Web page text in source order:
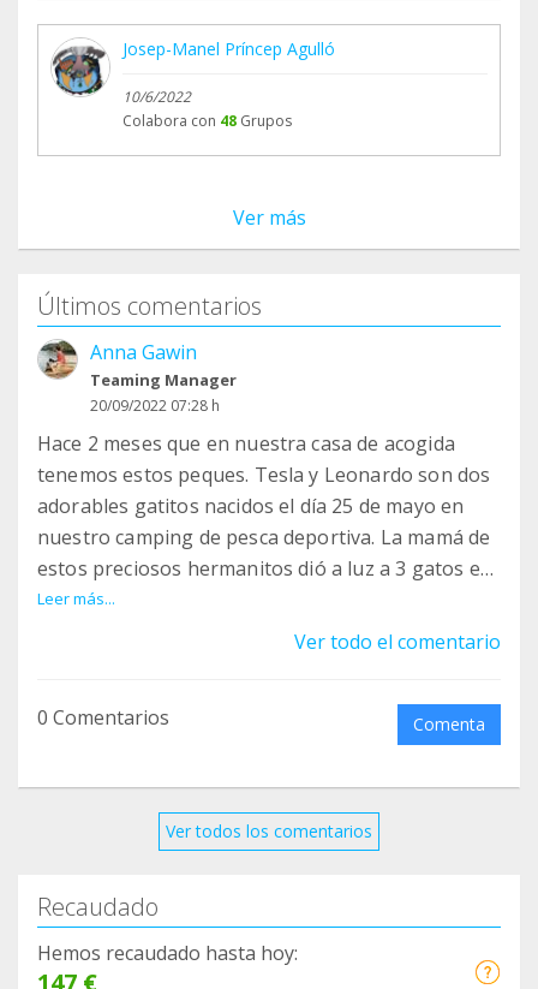
Josep-Manel Príncep Agulló
10/6/2022
Colabora con 48 Grupos
Ver más
Últimos comentarios
Anna Gawin
Teaming Manager
20/09/2022 07:28 h
Hace 2 meses que en nuestra casa de acogida
tenemos estos peques. Tesla y Leonardo son dos
adorables gatitos nacidos el día 25 de mayo en
nuestro camping de pesca deportiva. La mamá de
estos preciosos hermanitos dió a luz a 3 gatos en
total pero uno nació muerto. Decidimos
salvaguardarles y cuando crezcan un poquito más
con apenas 6 semanas y nos los tuvimos que
atención veterinaria tan necesaria en aquel
Desde entonces están bajo nuestra tutela
quiera incondicionalmente.
Leer más...
Ver todo el comentario
0 Comentarios Comenta
Ver todos los comentarios
Recaudado
Hemos recaudado hasta hoy: